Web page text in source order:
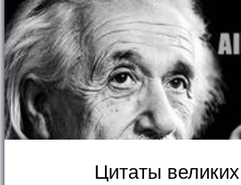
Цитаты